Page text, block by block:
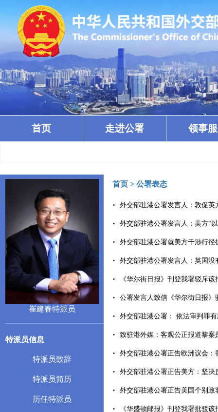
首页 走进公署 领事
崔建春特派员
特派员信息
特派员致辞
特派员简历
历任特派员
首页 > 公署表态
外交部驻港公署发言人：敦促英
外交部驻港公署发言人：美方“
外交部驻港公署就美方干涉行径
外交部驻港公署发言人：英国没
《华尔街日报》刊登我署驳斥
公署发言人致信《华尔街日报》
外交部驻港公署： 依法审判罪
致驻港外媒：客观公正报道黎案
外交部驻港公署正告欧洲议会：
外交部驻港公署正告美方：坚决
外交部驻港公署正告美国个别政
《华盛顿邮报》刊登我署批驳